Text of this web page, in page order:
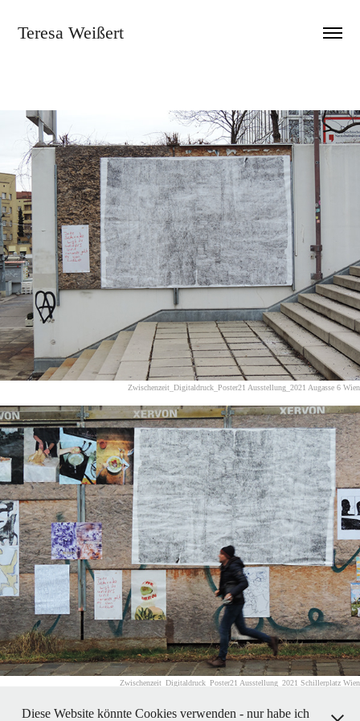
Teresa Weißert
Zwischenzeit_Digitaldruck_Poster21 Ausstellung_2021 Augasse 6 Wien
Zwischenzeit_Digitaldruck_Poster21 Ausstellung_2021 Schillerplatz Wien
Diese Website könnte Cookies verwenden - nur habe ich